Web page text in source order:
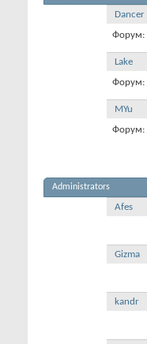
Dancer
Форум:
Lake
Форум:
MYu
Форум:
Administrators
Afes
Gizma
kandr